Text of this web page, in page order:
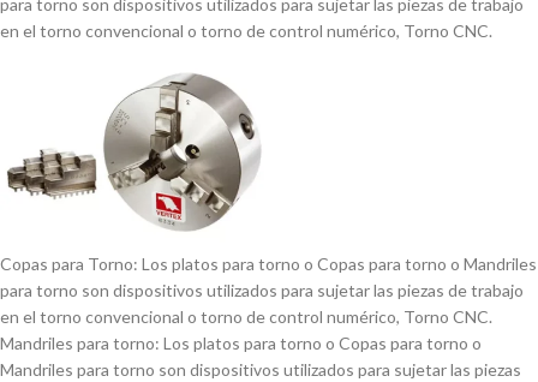
para torno son dispositivos utilizados para sujetar las piezas de trabajo
en el torno convencional o torno de control numérico, Torno CNC.
Copas para Torno: Los platos para torno o Copas para torno o Mandriles
para torno son dispositivos utilizados para sujetar las piezas de trabajo
en el torno convencional o torno de control numérico, Torno CNC.
Mandriles para torno: Los platos para torno o Copas para torno o
Mandriles para torno son dispositivos utilizados para sujetar las piezas